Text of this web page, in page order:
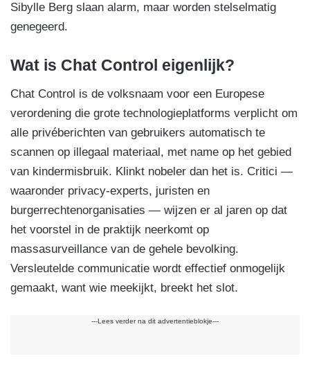
Sibylle Berg slaan alarm, maar worden stelselmatig
genegeerd.
Wat is Chat Control eigenlijk?
Chat Control is de volksnaam voor een Europese
verordening die grote technologieplatforms verplicht om
alle privéberichten van gebruikers automatisch te
scannen op illegaal materiaal, met name op het gebied
van kindermisbruik. Klinkt nobeler dan het is. Critici —
waaronder privacy-experts, juristen en
burgerrechtenorganisaties — wijzen er al jaren op dat
het voorstel in de praktijk neerkomt op
massasurveillance van de gehele bevolking.
Versleutelde communicatie wordt effectief onmogelijk
gemaakt, want wie meekijkt, breekt het slot.
---Lees verder na dit advertentieblokje---